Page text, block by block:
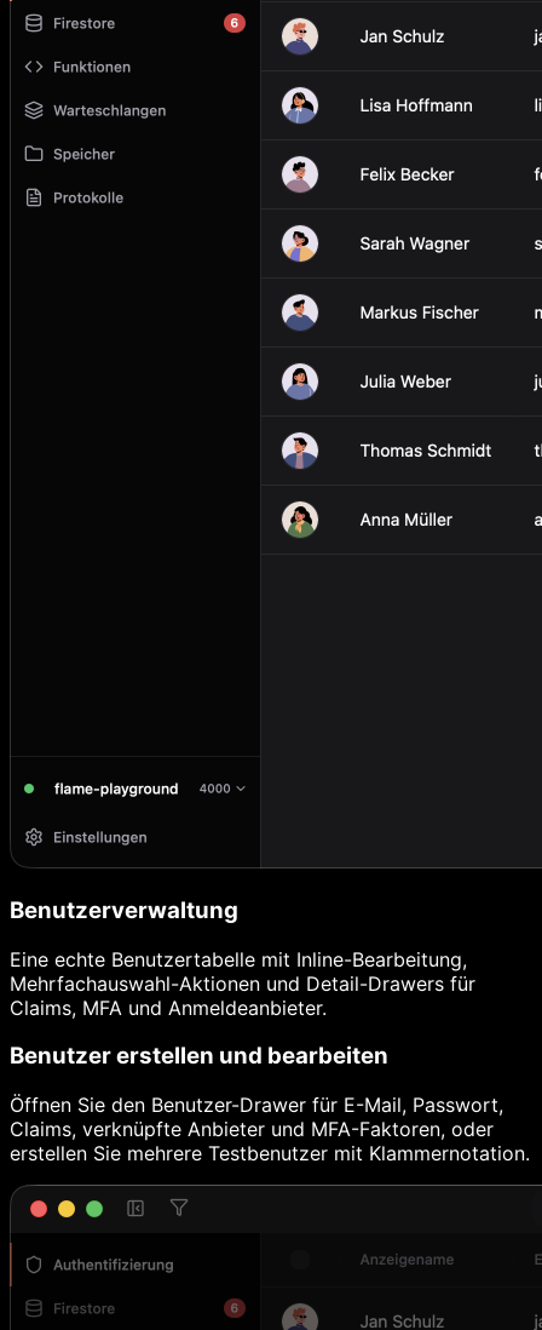
Benutzerverwaltung
Eine echte Benutzertabelle mit Inline-Bearbeitung,
Mehrfachauswahl-Aktionen und Detail-Drawers für
Claims, MFA und Anmeldeanbieter.
Benutzer erstellen und bearbeiten
Öffnen Sie den Benutzer-Drawer für E-Mail, Passwort,
Claims, verknüpfte Anbieter und MFA-Faktoren, oder
erstellen Sie mehrere Testbenutzer mit Klammernotation.